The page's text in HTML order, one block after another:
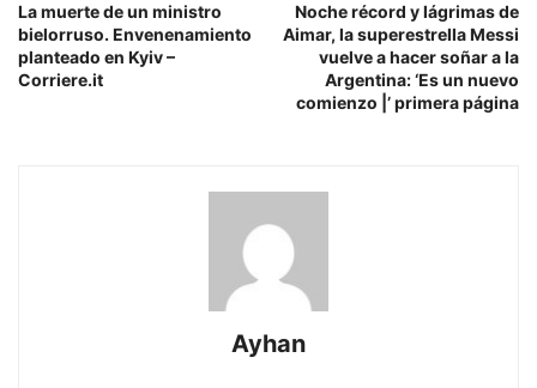
La muerte de un ministro
bielorruso. Envenenamiento
planteado en Kyiv –
Corriere.it
Noche récord y lágrimas de
Aimar, la superestrella Messi
vuelve a hacer soñar a la
Argentina: ‘Es un nuevo
comienzo |’ primera página
Ayhan